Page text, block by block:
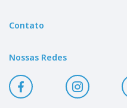
Contato
Nossas Redes